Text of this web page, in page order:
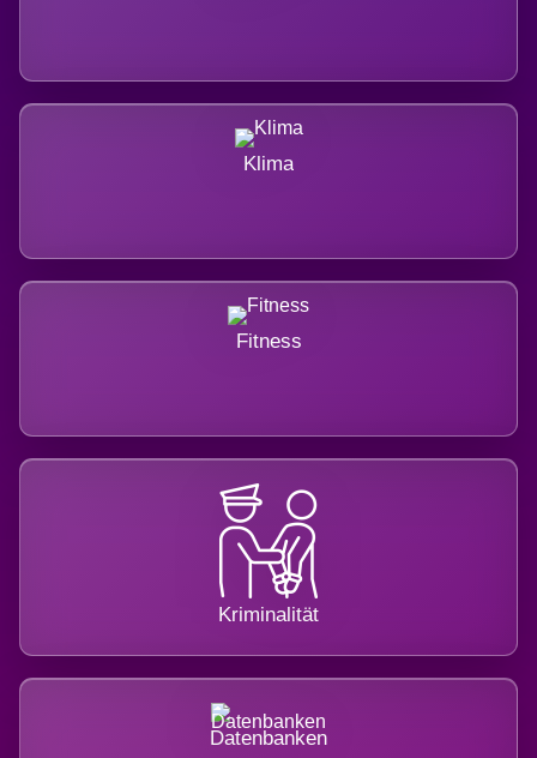
Klima
Fitness
Kriminalität
Datenbanken